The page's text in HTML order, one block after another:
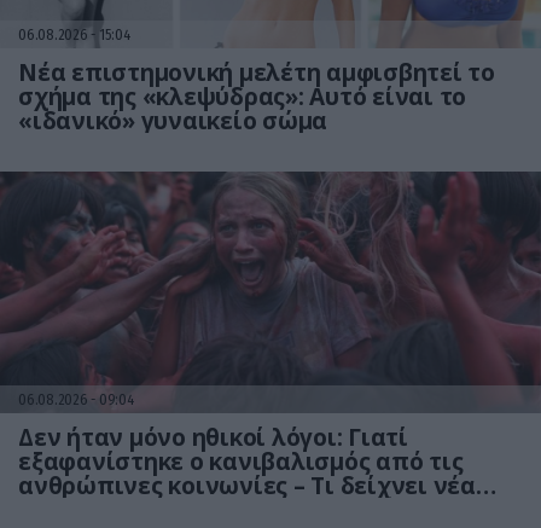
06.08.2026 15:04
Νέα επιστημονική μελέτη αμφισβητεί το
σχήμα της «κλεψύδρας»: Αυτό είναι το
«ιδανικό» γυναικείο σώμα
06.08.2026 09:04
Δεν ήταν μόνο ηθικοί λόγοι: Γιατί
εξαφανίστηκε ο κανιβαλισμός από τις
ανθρώπινες κοινωνίες – Τι δείχνει νέα